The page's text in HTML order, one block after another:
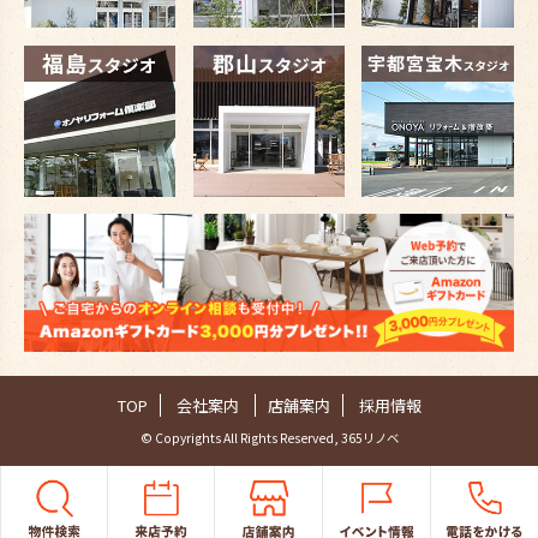
TOP 会社案内 店舗案内 採用情報
© Copyrights All Rights Reserved, 365リノベ